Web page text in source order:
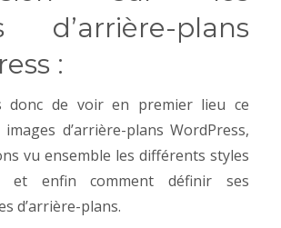
d’arrière-plans
:
donc de voir en premier lieu ce
images d’arrière-plans WordPress,
vu ensemble les différents styles
et enfin comment définir ses
d’arrière-plans.